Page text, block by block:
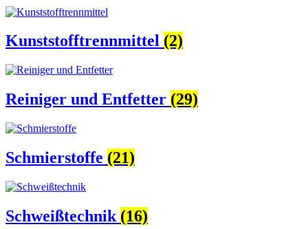
Kunststofftrennmittel (2)
Reiniger und Entfetter (29)
Schmierstoffe (21)
Schweißtechnik (16)